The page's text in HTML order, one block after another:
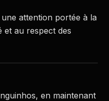
attention portée à la
et au respect des
en maintenant